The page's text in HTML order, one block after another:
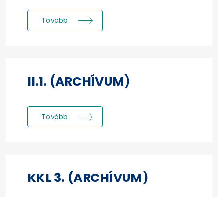
Tovább
II.1. (ARCHÍVUM)
Tovább
KKL 3. (ARCHÍVUM)